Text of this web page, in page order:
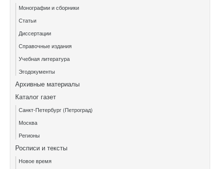
Монографии и сборники
Статьи
Диссертации
Справочные издания
Учебная литература
Эгодокументы
Архивные материалы
Каталог газет
Санкт-Петербург (Петроград)
Москва
Регионы
Росписи и тексты
Новое время